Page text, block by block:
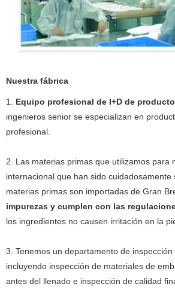
Nuestra fábrica
1. Equipo profesional de I+D de
ingenieros senior se especializan en
profesional.
2. Las materias primas que utilizamos
internacional que han sido
materias primas son importadas de Gran
impurezas y cumplen con las
los ingredientes no causen irritación en la
3. Tenemos un departamento de
incluyendo inspección de materiales de
antes del llenado e inspección de calidad